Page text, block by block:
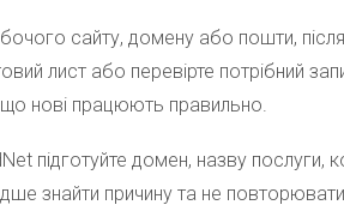
сайту, домену або пошти,
лист або перевірте потрібний
нові працюють правильно.
підготуйте домен, назву
знайти причину та не повторювати